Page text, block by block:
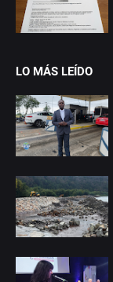
LO MÁS LEÍDO